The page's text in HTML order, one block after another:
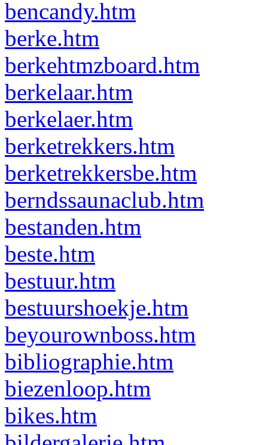
bencandy.htm
berke.htm
berkehtmzboard.htm
berkelaar.htm
berkelaer.htm
berketrekkers.htm
berketrekkersbe.htm
berndssaunaclub.htm
bestanden.htm
beste.htm
bestuur.htm
bestuurshoekje.htm
beyourownboss.htm
bibliographie.htm
biezenloop.htm
bikes.htm